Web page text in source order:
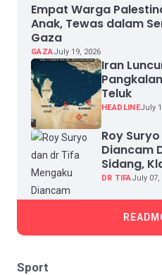
Empat Warga
Anak, Tewas dalam
Gaza
GAZAJuly 19, 2026
Iran
Teluk
HEADLINEJuly
Roy
Diancam
Sidang,
dan
DR TIFAJuly 07,
Sport